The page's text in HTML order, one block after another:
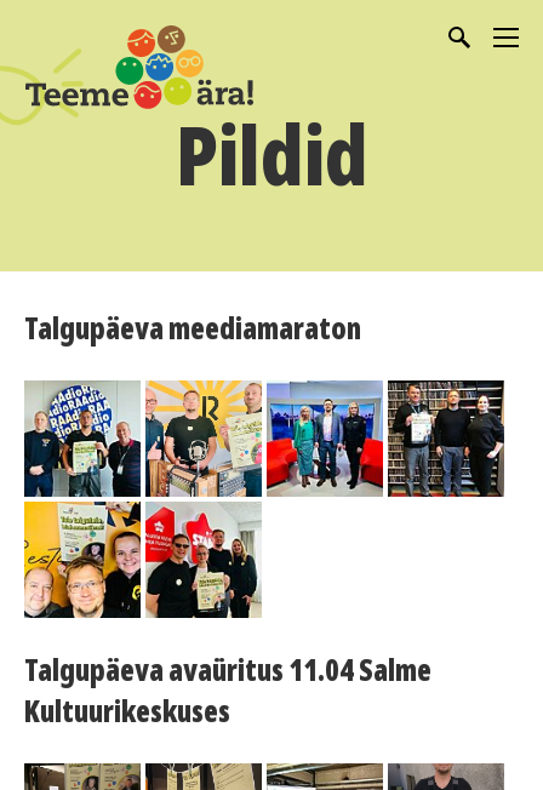
Pildid
Talgupäeva meediamaraton
Talgupäeva avaüritus 11.04 Salme
Kultuurikeskuses